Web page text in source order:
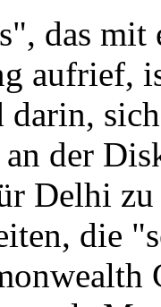
das mit
aufrief,
darin,
der
Delhi
die